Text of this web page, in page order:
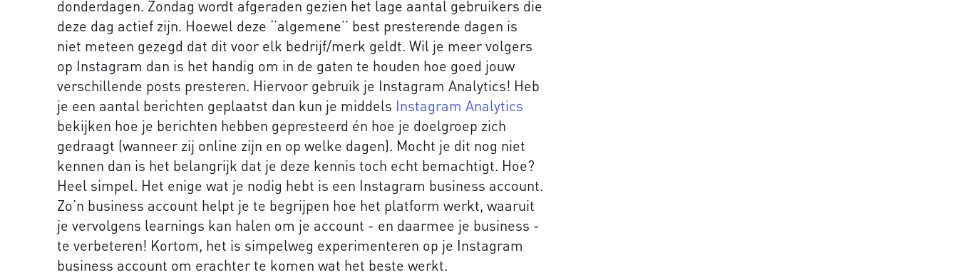
donderdagen. Zondag wordt afgeraden gezien het lage aantal gebruikers die
deze dag actief zijn. Hoewel deze ‘’algemene’’ best presterende dagen is
niet meteen gezegd dat dit voor elk bedrijf/merk geldt. Wil je meer volgers
op Instagram dan is het handig om in de gaten te houden hoe goed jouw
verschillende posts presteren. Hiervoor gebruik je Instagram Analytics! Heb
je een aantal berichten geplaatst dan kun je middels Instagram Analytics
bekijken hoe je berichten hebben gepresteerd én hoe je doelgroep zich
gedraagt (wanneer zij online zijn en op welke dagen). Mocht je dit nog niet
kennen dan is het belangrijk dat je deze kennis toch echt bemachtigt. Hoe?
Heel simpel. Het enige wat je nodig hebt is een Instagram business account.
Zo’n business account helpt je te begrijpen hoe het platform werkt, waaruit
je vervolgens learnings kan halen om je account - en daarmee je business -
te verbeteren! Kortom, het is simpelweg experimenteren op je Instagram
business account om erachter te komen wat het beste werkt.